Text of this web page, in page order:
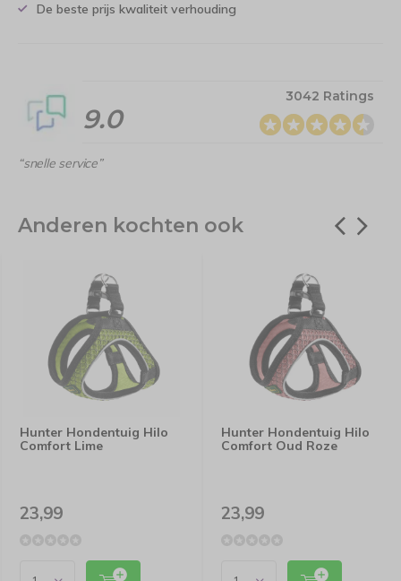
De beste prijs kwaliteit verhouding
9.0
3042 Ratings
“snelle service”
Anderen kochten ook
Hunter Hondentuig Hilo
Comfort Lime
23,99
Hunter Hondentuig Hilo
Comfort Oud Roze
23,99